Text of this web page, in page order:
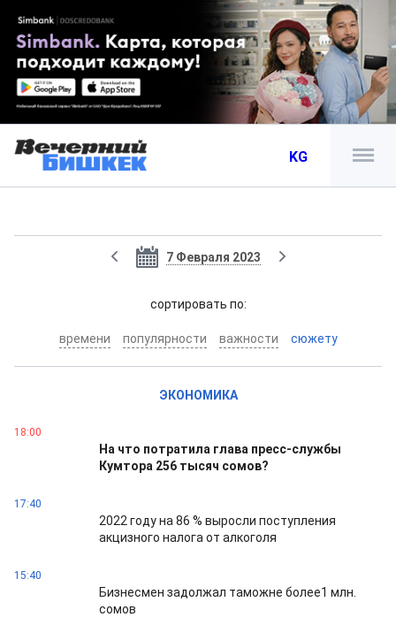
KG
7 Февраля 2023
cортировать по:
времени популярности важности сюжету
ЭКОНОМИКА
18:00
На что потратила глава пресс-службы
Кумтора 256 тысяч сомов?
17:40
2022 году на 86 % выросли поступления
акцизного налога от алкоголя
15:40
Бизнесмен задолжал таможне более1 млн.
сомов